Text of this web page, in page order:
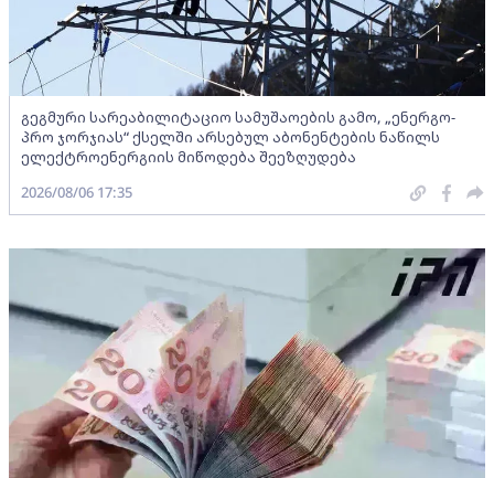
გეგმური სარეაბილიტაციო სამუშაოების გამო, „ენერგო-
პრო ჯორჯიას“ ქსელში არსებულ აბონენტების ნაწილს
ელექტროენერგიის მიწოდება შეეზღუდება
2026/08/06 17:35